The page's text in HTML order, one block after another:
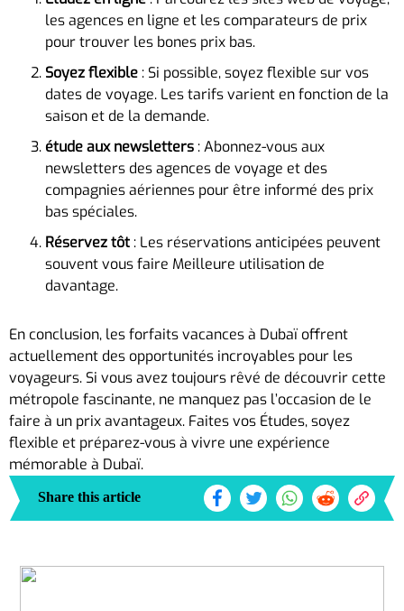
les agences en ligne et les comparateurs de prix
pour trouver les bones prix bas.
Soyez flexible : Si possible, soyez flexible sur vos
dates de voyage. Les tarifs varient en fonction de la
saison et de la demande.
étude aux newsletters : Abonnez-vous aux
newsletters des agences de voyage et des
compagnies aériennes pour être informé des prix
bas spéciales.
Réservez tôt : Les réservations anticipées peuvent
souvent vous faire Meilleure utilisation de
davantage.
En conclusion, les forfaits vacances à Dubaï offrent
actuellement des opportunités incroyables pour les
voyageurs. Si vous avez toujours rêvé de découvrir cette
métropole fascinante, ne manquez pas l’occasion de le
faire à un prix avantageux. Faites vos Études, soyez
flexible et préparez-vous à vivre une expérience
mémorable à Dubaï.
Share this article